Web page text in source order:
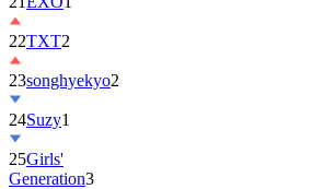
22TXT2
23songhyekyo2
24Suzy1
25Girls'
Generation3